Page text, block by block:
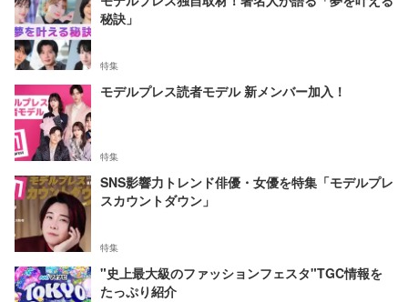
秘訣」
特集
モデルプレス読者モデル 新メンバー加入！
特集
SNS影響力トレンド俳優・女優を特集「モデルプレ
スカウントダウン」
特集
"史上最大級のファッションフェスタ"TGC情報を
たっぷり紹介